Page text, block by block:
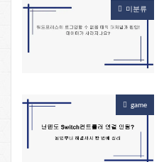
미분류
game